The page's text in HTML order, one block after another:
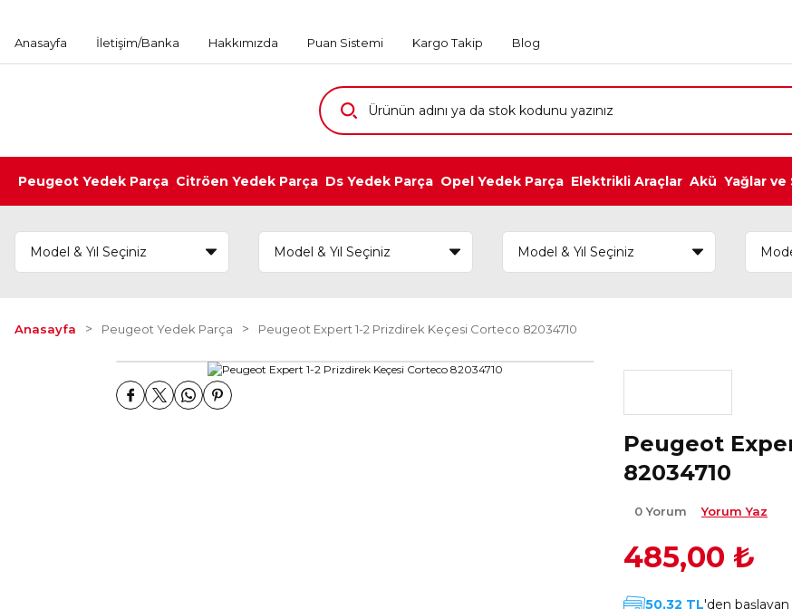
Anasayfa İletişim/Banka Hakkımızda Puan Sistemi Kargo Takip Blog
Peugeot Yedek Parça Citröen Yedek Parça Ds Yedek Parça Opel Yedek Parça Elektrikli Araçlar Akü Yağlar ve
Anasayfa Peugeot Yedek Parça Peugeot Expert 1-2 Prizdirek Keçesi Corteco 82034710
Peugeot
82034710
0 Yorum Yorum Yaz
485,00 ₺
50,32 TL'den